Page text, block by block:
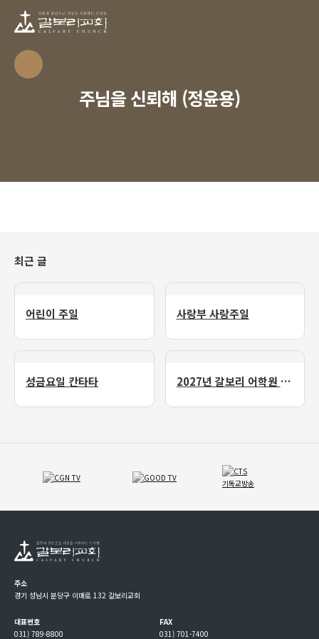
주님을 신뢰해 (정윤용)
최근 글
어린이 주일 사랑부 사랑주일
성금요일 칸타타 2027년 갈보리 어학원 유치부 신입생 모집
주소
경기 성남시 분당구 이매로 132 갈보리교회
대표번호
031) 789-8800
FAX
031) 701-7400